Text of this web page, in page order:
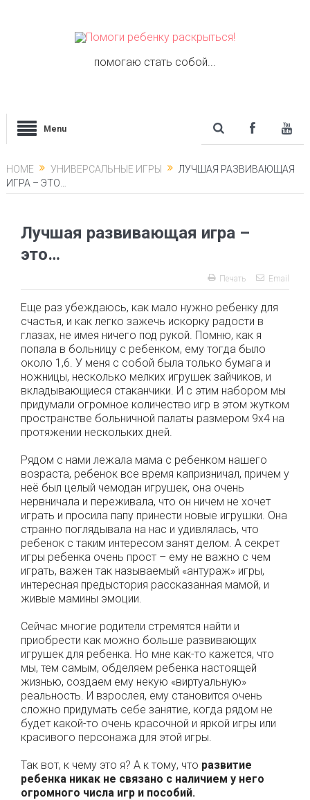
помогаю стать собой...
Menu
HOME УНИВЕРСАЛЬНЫЕ ИГРЫ
ЛУЧШАЯ РАЗВИВАЮЩАЯ
ИГРА – ЭТО…
Лучшая развивающая игра –
это…
Печать Email
Еще раз убеждаюсь, как мало нужно ребенку для
счастья, и как легко зажечь искорку радости в
глазах, не имея ничего под рукой. Помню, как я
попала в больницу с ребенком, ему тогда было
около 1,6. У меня с собой была только бумага и
ножницы, несколько мелких игрушек зайчиков, и
вкладывающиеся стаканчики. И с этим набором мы
придумали огромное количество игр в этом жутком
пространстве больничной палаты размером 9х4 на
протяжении нескольких дней.
Рядом с нами лежала мама с ребенком нашего
возраста, ребенок все время капризничал, причем у
неё был целый чемодан игрушек, она очень
нервничала и переживала, что он ничем не хочет
играть и просила папу принести новые игрушки. Она
странно поглядывала на нас и удивлялась, что
ребенок с таким интересом занят делом. А секрет
игры ребенка очень прост – ему не важно с чем
играть, важен так называемый «антураж» игры,
интересная предыстория рассказанная мамой, и
живые мамины эмоции.
Сейчас многие родители стремятся найти и
приобрести как можно больше развивающих
игрушек для ребенка. Но мне как-то кажется, что
мы, тем самым, обделяем ребенка настоящей
жизнью, создаем ему некую «виртуальную»
реальность. И взрослея, ему становится очень
сложно придумать себе занятие, когда рядом не
будет какой-то очень красочной и яркой игры или
красивого персонажа для этой игры.
Так вот, к чему это я? А к тому, что развитие
ребенка никак не связано с наличием у него
огромного числа игр и пособий.